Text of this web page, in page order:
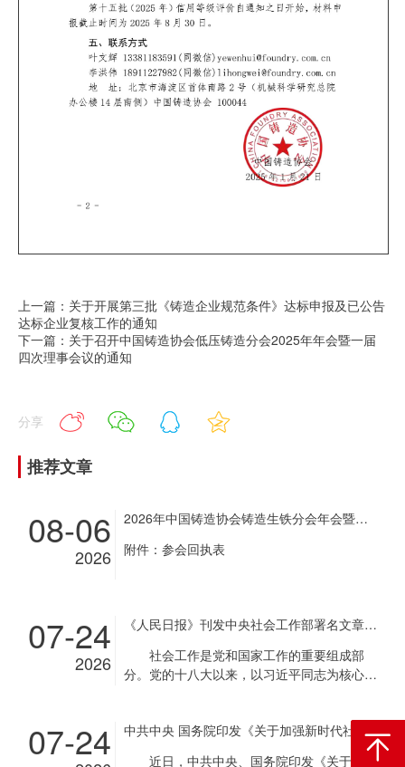
上一篇：关于开展第三批《铸造企业规范条件》达标申报及已公告
达标企业复核工作的通知
下一篇：关于召开中国铸造协会低压铸造分会2025年年会暨一届
四次理事会议的通知
分享
推荐文章
2026年中国铸造协会铸造生铁分会年会暨铸造生铁企业超低排放改造现场经验交流会通知
08-06
2026 附件：参会回执表
《人民日报》刊发中央社会工作部署名文章《推动新时代社会工作高质量发展 坚定不移走中国特色社会主义社会治理之路》
07-24
2026
社会工作是党和国家工作的重要组成部
分。党的十八大以来，以习近平同志为核心的
要成就。2024年，中央社会工作会议召开前
夕，习近平总书记作出重要指示，强调坚定不
中共中央 国务院印发《关于加强新时代社会工作的意见》
07-24 近日，中共中央、国务院印发《关于加强
返回顶